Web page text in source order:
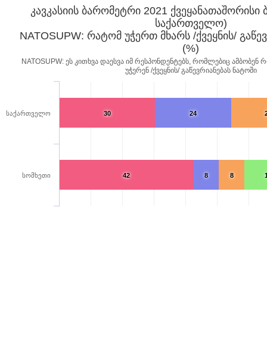
კავკასიის ბარომეტრი 2021 ქვეყანათაშორისი
საქართველო)
NATOSUPW: რატომ უჭერთ მხარს /ქვეყნის/
(%)
NATOSUPW: ეს კითხვა დაესვა იმ რესპონდენტებს, რომლებიც
უჭერენ /ქვეყნის/ გაწევრიანებას ნატოში
8
24
8
30
42
საქართველო
სომხეთი